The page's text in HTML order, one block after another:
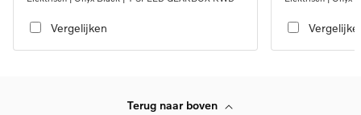
Vergelijken
Terug naar boven